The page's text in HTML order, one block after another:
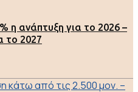
η ανάπτυξη για το 2026 –
το 2027